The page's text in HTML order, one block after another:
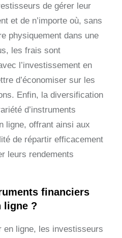
de gérer leur
et de n’importe où, sans
physiquement dans une
les frais sont
l’investissement en
d’économiser sur les
Enfin, la diversification
d’instruments
ligne, offrant ainsi aux
de répartir efficacement
leurs rendements
financiers
ligne ?
en ligne, les investisseurs